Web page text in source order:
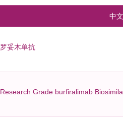
中
罗妥木单抗
Research Grade burfiralimab